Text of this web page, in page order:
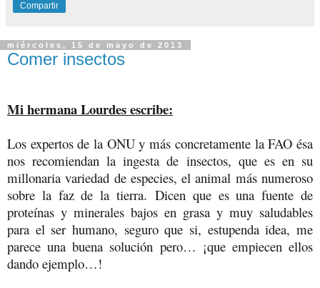
Compartir
miércoles, 15 de mayo de 2013
Comer insectos
Mi hermana Lourdes escribe:
Los expertos de la ONU y más concretamente la FAO ésa
nos recomiendan la ingesta de insectos, que es en su
millonaria variedad de especies, el animal más numeroso
sobre la faz de la tierra. Dicen que es una fuente de
proteínas y minerales bajos en grasa y muy saludables
para el ser humano, seguro que si, estupenda idea, me
parece una buena solución pero… ¡que empiecen ellos
dando ejemplo…!